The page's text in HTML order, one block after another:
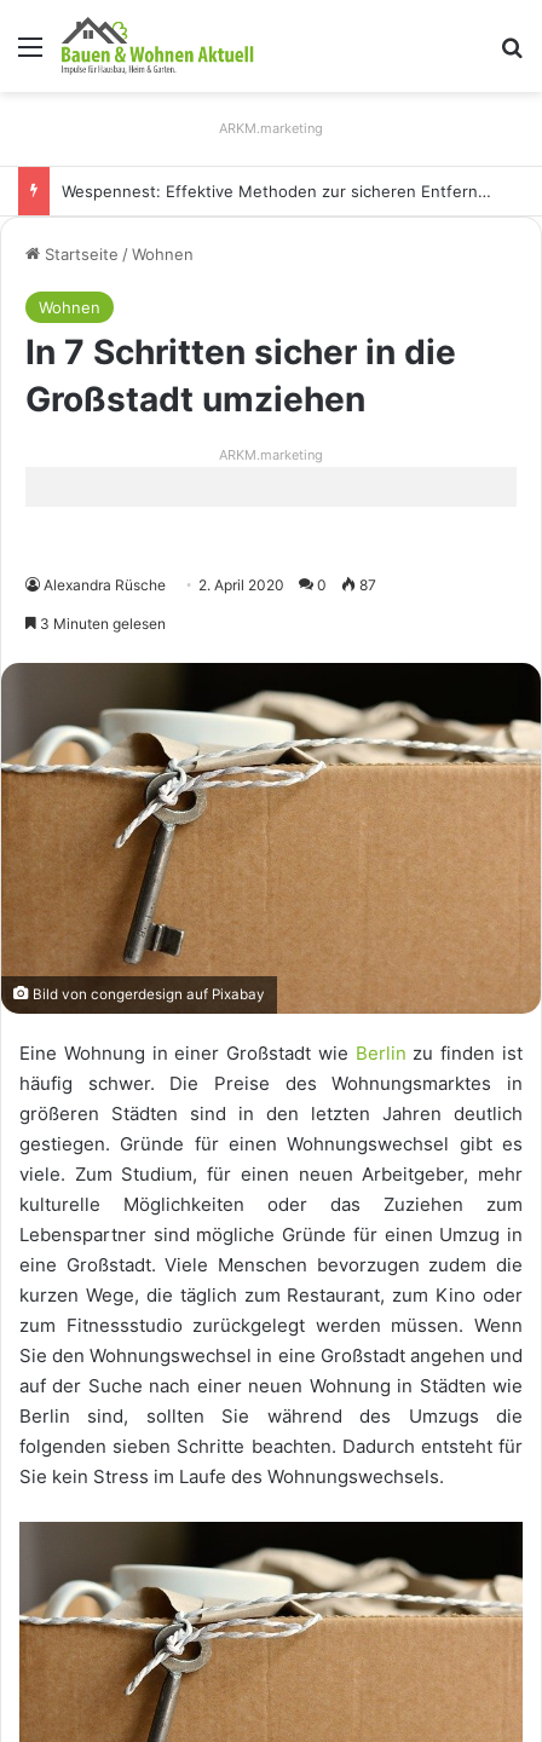
Menü
ARKM.marketing
Holz Pendelleuchten: Eleganz und Nachhaltigkeit für Ihr Zuhause
Startseite /Wohnen
Wohnen
In 7 Schritten sicher in die
Großstadt umziehen
ARKM.marketing
Alexandra Rüsche 2. April 2020 0 87
3 Minuten gelesen
Bild von congerdesign auf Pixabay
Eine Wohnung in einer Großstadt wie Berlin zu finden ist
häufig schwer. Die Preise des Wohnungsmarktes in
größeren Städten sind in den letzten Jahren deutlich
gestiegen. Gründe für einen Wohnungswechsel gibt es
viele. Zum Studium, für einen neuen Arbeitgeber, mehr
kulturelle Möglichkeiten oder das Zuziehen zum
Lebenspartner sind mögliche Gründe für einen Umzug in
eine Großstadt. Viele Menschen bevorzugen zudem die
kurzen Wege, die täglich zum Restaurant, zum Kino oder
zum Fitnessstudio zurückgelegt werden müssen. Wenn
Sie den Wohnungswechsel in eine Großstadt angehen und
auf der Suche nach einer neuen Wohnung in Städten wie
Berlin sind, sollten Sie während des Umzugs die
folgenden sieben Schritte beachten. Dadurch entsteht für
Sie kein Stress im Laufe des Wohnungswechsels.